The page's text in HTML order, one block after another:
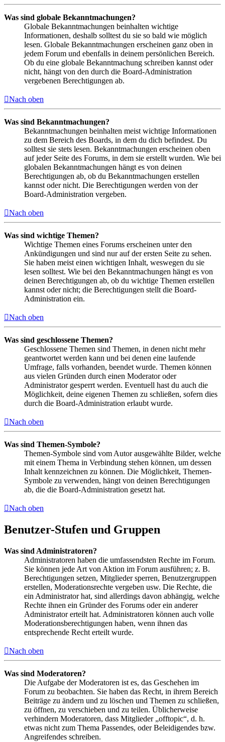
Was sind globale Bekanntmachungen?
Globale Bekanntmachungen beinhalten wichtige
Informationen, deshalb solltest du sie so bald wie möglich
lesen. Globale Bekanntmachungen erscheinen ganz oben in
jedem Forum und ebenfalls in deinem persönlichen Bereich.
Ob du eine globale Bekanntmachung schreiben kannst oder
nicht, hängt von den durch die Board-Administration
vergebenen Berechtigungen ab.
Nach oben
Was sind Bekanntmachungen?
Bekanntmachungen beinhalten meist wichtige Informationen
zu dem Bereich des Boards, in dem du dich befindest. Du
solltest sie stets lesen. Bekanntmachungen erscheinen oben
auf jeder Seite des Forums, in dem sie erstellt wurden. Wie bei
globalen Bekanntmachungen hängt es von deinen
Berechtigungen ab, ob du Bekanntmachungen erstellen
kannst oder nicht. Die Berechtigungen werden von der
Board-Administration vergeben.
Nach oben
Was sind wichtige Themen?
Wichtige Themen eines Forums erscheinen unter den
Ankündigungen und sind nur auf der ersten Seite zu sehen.
Sie haben meist einen wichtigen Inhalt, weswegen du sie
lesen solltest. Wie bei den Bekanntmachungen hängt es von
deinen Berechtigungen ab, ob du wichtige Themen erstellen
kannst oder nicht; die Berechtigungen stellt die Board-
Administration ein.
Nach oben
Was sind geschlossene Themen?
Geschlossene Themen sind Themen, in denen nicht mehr
geantwortet werden kann und bei denen eine laufende
Umfrage, falls vorhanden, beendet wurde. Themen können
aus vielen Gründen durch einen Moderator oder
Administrator gesperrt werden. Eventuell hast du auch die
Möglichkeit, deine eigenen Themen zu schließen, sofern dies
durch die Board-Administration erlaubt wurde.
Nach oben
Was sind Themen-Symbole?
Themen-Symbole sind vom Autor ausgewählte Bilder, welche
mit einem Thema in Verbindung stehen können, um dessen
Inhalt kennzeichnen zu können. Die Möglichkeit, Themen-
Symbole zu verwenden, hängt von deinen Berechtigungen
ab, die die Board-Administration gesetzt hat.
Nach oben
Benutzer-Stufen und Gruppen
Was sind Administratoren?
Administratoren haben die umfassendsten Rechte im Forum.
Sie können jede Art von Aktion im Forum ausführen; z. B.
Berechtigungen setzen, Mitglieder sperren, Benutzergruppen
erstellen, Moderationsrechte vergeben usw. Die Rechte, die
ein Administrator hat, sind allerdings davon abhängig, welche
Rechte ihnen ein Gründer des Forums oder ein anderer
Administrator erteilt hat. Administratoren können auch volle
Moderationsberechtigungen haben, wenn ihnen das
entsprechende Recht erteilt wurde.
Nach oben
Was sind Moderatoren?
Die Aufgabe der Moderatoren ist es, das Geschehen im
Forum zu beobachten. Sie haben das Recht, in ihrem Bereich
Beiträge zu ändern und zu löschen und Themen zu schließen,
zu öffnen, zu verschieben und zu teilen. Üblicherweise
verhindern Moderatoren, dass Mitglieder „offtopic“, d. h.
etwas nicht zum Thema Passendes, oder Beleidigendes bzw.
Angreifendes schreiben.